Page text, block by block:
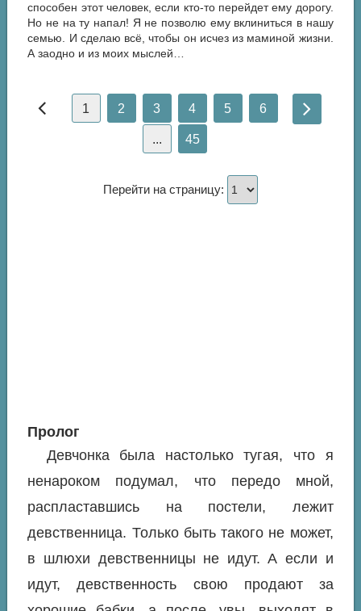
способен этот человек, если кто-то перейдет ему дорогу.
Но не на ту напал! Я не позволю ему вклиниться в нашу
семью. И сделаю всё, чтобы он исчез из маминой жизни.
А заодно и из моих мыслей…
1 2 3 4 5 6
... 45
Перейти на страницу:
Пролог
Девчонка была настолько тугая, что я
ненароком подумал, что передо мной,
распластавшись на постели, лежит
девственница. Только быть такого не может,
в шлюхи девственницы не идут. А если и
идут, девственность свою продают за